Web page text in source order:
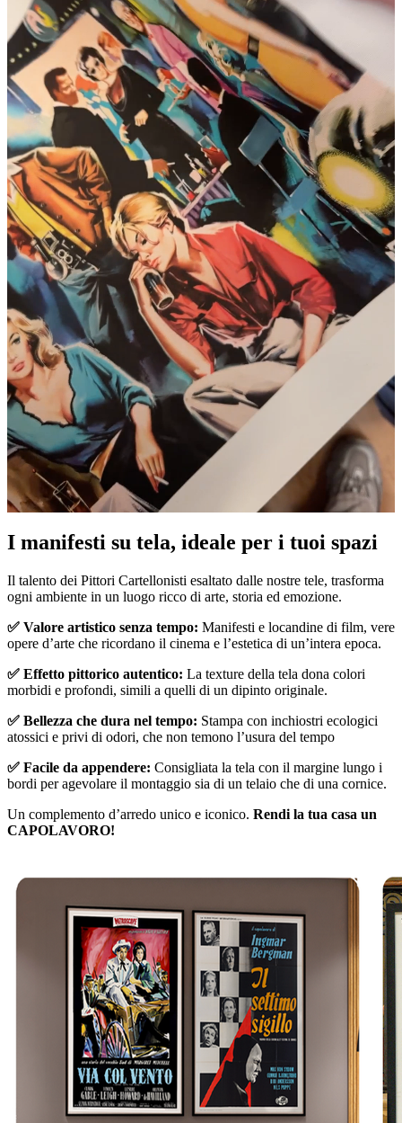
I manifesti su tela, ideale per i tuoi spazi
Il talento dei Pittori Cartellonisti esaltato dalle nostre tele, trasforma
ogni ambiente in un luogo ricco di arte, storia ed emozione.
✅ Valore artistico senza tempo: Manifesti e locandine di film, vere
opere d’arte che ricordano il cinema e l’estetica di un’intera epoca.
✅ Effetto pittorico autentico: La texture della tela dona colori
morbidi e profondi, simili a quelli di un dipinto originale.
✅ Bellezza che dura nel tempo: Stampa con inchiostri ecologici
atossici e privi di odori, che non temono l’usura del tempo
✅ Facile da appendere: Consigliata la tela con il margine lungo i
bordi per agevolare il montaggio sia di un telaio che di una cornice.
Un complemento d’arredo unico e iconico. Rendi la tua casa un
CAPOLAVORO!